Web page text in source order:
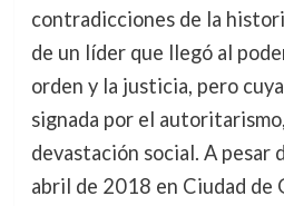
contradicciones de la
de un líder que llegó al
orden y la justicia, pero
signada por el
devastación social. A pesar
abril de 2018 en Ciudad de